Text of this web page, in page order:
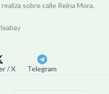
sobre calle Reina Mora.
/ X Telegram